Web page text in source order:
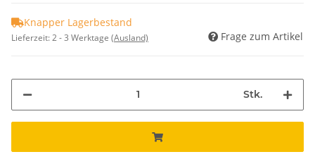
Knapper Lagerbestand
Lieferzeit:2 - 3 Werktage (Ausland) Frage zum Artikel
Stk.